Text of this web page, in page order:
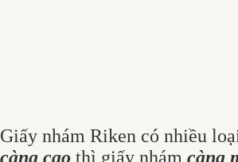
Giấy nhám Riken có nhiều
càng cao thì giấy nhám càng